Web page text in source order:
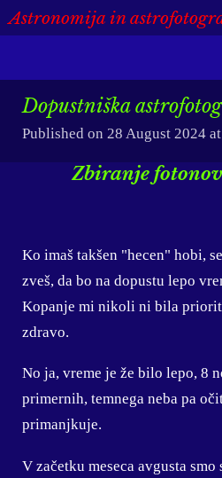
Skip
content
Dopustniška
Published on 28 August 2024
Zbiranje
Ko imaš takšen "hecen" hobi,
zveš, da bo na dopustu lepo
Kopanje mi nikoli ni bila
zdravo.
No ja, vreme je že bilo lepo, 8
primernih, temnega neba pa
primanjkuje.
V začetku meseca avgusta